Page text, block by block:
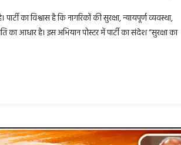
का विश्वास है कि नागरिकों की सुरक्षा, न्यायपूर्ण व्यवस्था,
का आधार है। इस अभियान पोस्टर में पार्टी का संदेश “सुरक्षा का